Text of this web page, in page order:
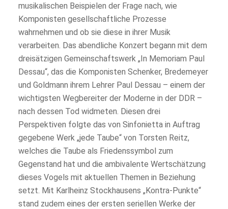
musikalischen Beispielen der Frage nach, wie
Komponisten gesellschaftliche Prozesse
wahrnehmen und ob sie diese in ihrer Musik
verarbeiten. Das abendliche Konzert begann mit dem
dreisätzigen Gemeinschaftswerk „In Memoriam Paul
Dessau“, das die Komponisten Schenker, Bredemeyer
und Goldmann ihrem Lehrer Paul Dessau – einem der
wichtigsten Wegbereiter der Moderne in der DDR –
nach dessen Tod widmeten. Diesen drei
Perspektiven folgte das von Sinfonietta in Auftrag
gegebene Werk „jede Taube“ von Torsten Reitz,
welches die Taube als Friedenssymbol zum
Gegenstand hat und die ambivalente Wertschätzung
dieses Vogels mit aktuellen Themen in Beziehung
setzt. Mit Karlheinz Stockhausens „Kontra-Punkte“
stand zudem eines der ersten seriellen Werke der